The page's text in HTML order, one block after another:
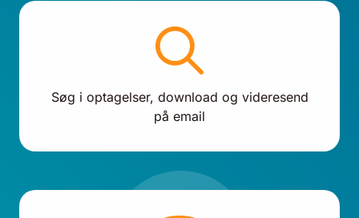
Søg i optagelser, download og videresend
på email